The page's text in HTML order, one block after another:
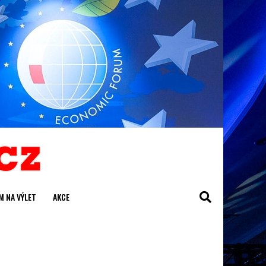
NA VÝLET AKCE